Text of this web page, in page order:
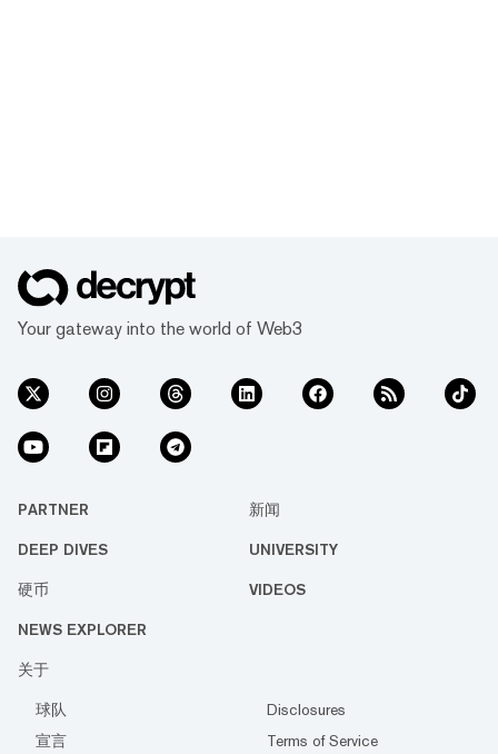
Your gateway into the world of Web3
PARTNER 新闻
DEEP DIVES UNIVERSITY
硬币 VIDEOS
NEWS EXPLORER
关于
球队
Disclosures
宣言
Terms of Service